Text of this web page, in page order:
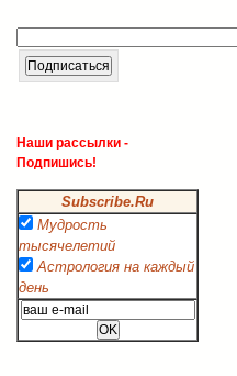
Наши рассылки -
Подпишись!
Subscribe.Ru
Мудрость
тысячелетий
Астрология на каждый
день